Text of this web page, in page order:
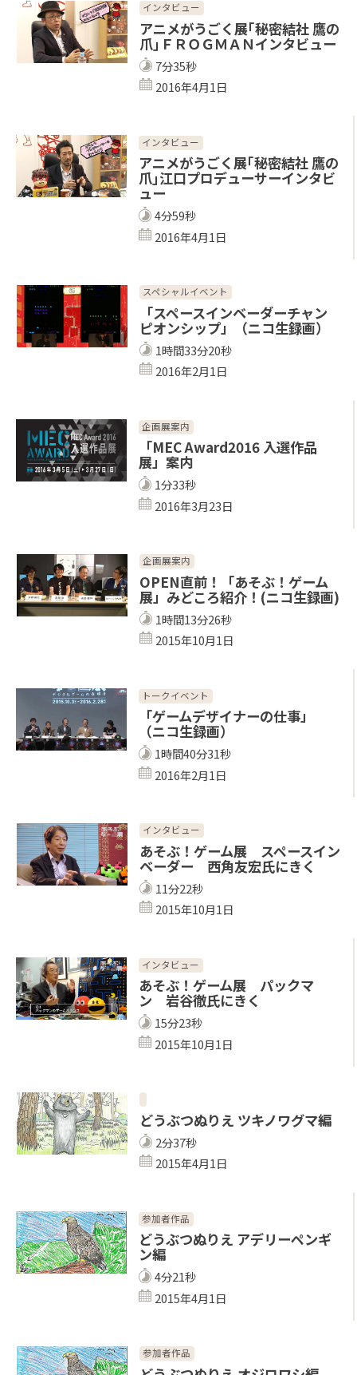
インタビュー
アニメがうごく展｢秘密結社 鷹の
爪｣ＦＲＯＧＭＡＮインタビュー
7分35秒
2016年4月1日
インタビュー
アニメがうごく展｢秘密結社 鷹の
爪｣江口プロデューサーインタビ
ュー
4分59秒
2016年4月1日
スペシャルイベント
「スペースインベーダーチャン
ピオンシップ」（ニコ生録画）
1時間33分20秒
2016年2月1日
企画展案内
「MEC Award2016 入選作品
展」案内
1分33秒
2016年3月23日
企画展案内
OPEN直前！「あそぶ！ゲーム
展」みどころ紹介！(ニコ生録画)
1時間13分26秒
2015年10月1日
トークイベント
「ゲームデザイナーの仕事」
（ニコ生録画）
1時間40分31秒
2016年2月1日
インタビュー
あそぶ！ゲーム展 スペースイン
ベーダー 西角友宏氏にきく
11分22秒
2015年10月1日
インタビュー
あそぶ！ゲーム展 パックマ
ン 岩谷徹氏にきく
15分23秒
2015年10月1日
どうぶつぬりえ ツキノワグマ編
2分37秒
2015年4月1日
参加者作品
どうぶつぬりえ アデリーペンギ
ン編
4分21秒
2015年4月1日
参加者作品